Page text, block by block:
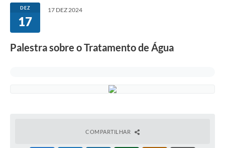
Serviços
DEZ
17
17 DEZ 2024
Palestra sobre o Tratamento de Água
COMPARTILHAR